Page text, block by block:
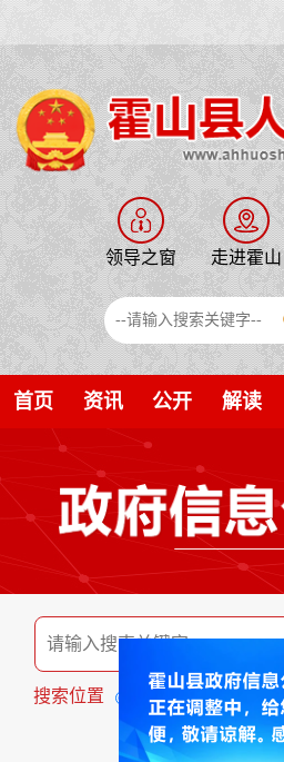
领导之窗 走进霍山
首页 资讯 公开 解读
搜索位置 标题 全文
排序
发布日期